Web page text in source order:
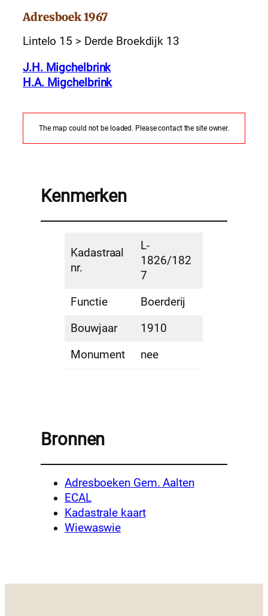
Adresboek 1967
Lintelo 15 > Derde Broekdijk 13
J.H. Migchelbrink
H.A. Migchelbrink
The map could not be loaded. Please contact the site owner.
Kenmerken
Kadastraal
nr.
L-
1826/182
7
Functie
Boerderij
Bouwjaar
1910
Monument
nee
Bronnen
Adresboeken Gem. Aalten
ECAL
Kadastrale kaart
Wiewaswie